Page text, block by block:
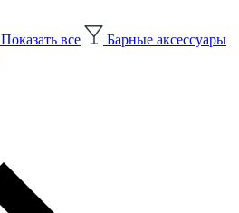
Показать все
Барные аксессуары